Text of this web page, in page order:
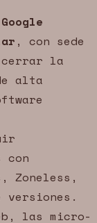
YEOU.DEV ·
Google
, con sede
cerrar la
alta
con
Zoneless,
versiones.
las micro-